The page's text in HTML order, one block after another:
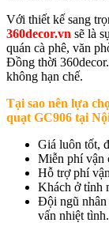
Với thiết kế sang
360decor.vn sẽ là
quán cà phê, văn
Đồng thời
không hạn chế.
Tại sao nên lựa
quạt GC906 tại
Giá luôn tốt,
Miễn phí vận
Hỗ trợ phí
Khách ở tỉnh
Đội ngũ nhân
vấn nhiệt tình.